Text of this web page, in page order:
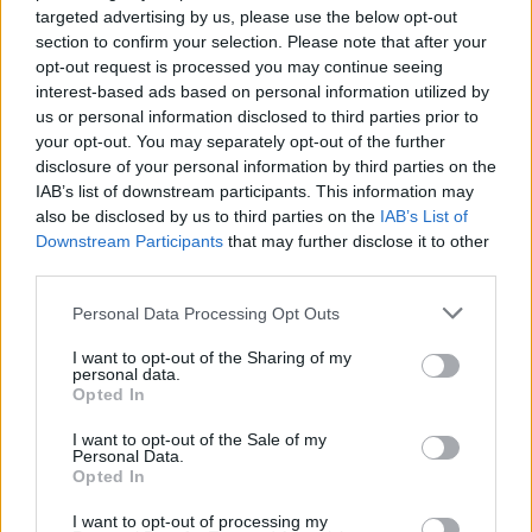
targeted advertising by us, please use the below opt-out
section to confirm your selection. Please note that after your
opt-out request is processed you may continue seeing
interest-based ads based on personal information utilized by
us or personal information disclosed to third parties prior to
your opt-out. You may separately opt-out of the further
disclosure of your personal information by third parties on the
IAB’s list of downstream participants. This information may
also be disclosed by us to third parties on the IAB’s List of
Downstream Participants that may further disclose it to other
Personal Data Processing Opt Outs
I want to opt-out of the Sharing of my
personal data.
Opted In
I want to opt-out of the Sale of my
Personal Data.
Opted In
I want to opt-out of processing my
iepazīties ar piedāvājumu un izvērtēt, vai tajā ir
iekļauti arī bērnu vajadzībām (t. sk. alerģiju
gadījumā) ēdieni. Tas ļauj izvairīties no impulsīviem
lēmumiem un palīdz saglabāt mieru brīdī, kad bērns
pieprasa kaut ko konkrētu. Iesaistot bērnu izvēlē,
piemēram, ļaujot viņam izvēlēties starp diviem
veselīgākiem variantiem, vecāki veicina viņa izpratni
par uzturu un ļaujam bērnam pieņemt lēmumu.
Pievērs uzmanību gatavošanas
veidam
Nonākot restorānā, ir vērts pievērst uzmanību
izvēlas, piemēram, vistas gabaliņus, ēdienu
iespējams padarīt sabalansētāku, nomainot frī
kartupeļus pret ceptiem dārzeņiem, salātiem vai